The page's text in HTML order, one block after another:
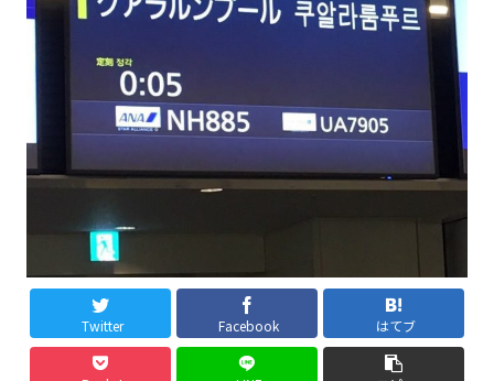
Twitter Facebook はてブ